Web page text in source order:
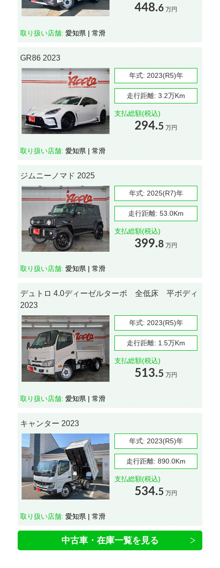
448.6 万円
取り扱い店舗: 愛知県 | 常滑
GR86 2023
年式: 2023(R5)年
走行距離: 3.2万Km
支払総額(税込)
294.5 万円
取り扱い店舗: 愛知県 | 常滑
ジムニーノマド 2025
年式: 2025(R7)年
走行距離: 53.0Km
支払総額(税込)
399.8 万円
取り扱い店舗: 愛知県 | 常滑
デュトロ 4.0ディーゼルターボ 全低床 平ボディ
2023
年式: 2023(R5)年
走行距離: 1.5万Km
支払総額(税込)
513.5 万円
取り扱い店舗: 愛知県 | 常滑
キャンター 2023
年式: 2023(R5)年
走行距離: 890.0Km
支払総額(税込)
534.5 万円
取り扱い店舗: 愛知県 | 常滑
中古車・在庫一覧を見る